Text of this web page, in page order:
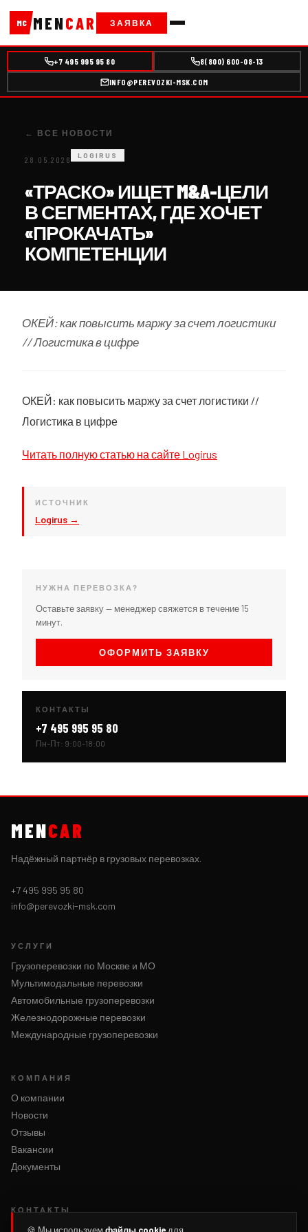
MC MENCAR ЗАЯВКА
+7 495 995 95 80 8(800) 600-08-13
INFO@PEREVOZKI-MSK.COM
← ВСЕ НОВОСТИ
28.05.2026 LOGIRUS
«ТРАСКО» ИЩЕТ M&A-ЦЕЛИ
В СЕГМЕНТАХ, ГДЕ ХОЧЕТ
«ПРОКАЧАТЬ»
КОМПЕТЕНЦИИ
ОКЕЙ: как повысить маржу за счет логистики
// Логистика в цифре
ОКЕЙ: как повысить маржу за счет логистики //
Логистика в цифре
Читать полную статью на сайте Logirus
ИСТОЧНИК
Logirus →
НУЖНА ПЕРЕВОЗКА?
Оставьте заявку — менеджер свяжется в течение 15
минут.
ОФОРМИТЬ ЗАЯВКУ
КОНТАКТЫ
+7 495 995 95 80
Пн–Пт: 9:00–18:00
MENCAR
Надёжный партнёр в грузовых перевозках.
+7 495 995 95 80
info@perevozki-msk.com
УСЛУГИ
Грузоперевозки по Москве и МО
Мультимодальные перевозки
Автомобильные грузоперевозки
Железнодорожные перевозки
Международные грузоперевозки
КОМПАНИЯ
О компании
Новости
Отзывы
Вакансии
Документы
КОНТАКТЫ
Написать нам